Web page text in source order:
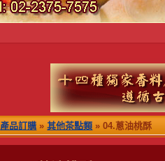
產品訂購 »其他茶點類 » 04.蔥油桃酥